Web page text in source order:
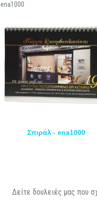
ena1000
Σπιράλ - ena1000
Δείτε δουλειές μας που